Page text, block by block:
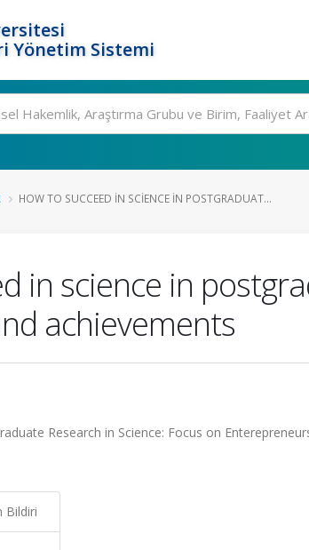
Yönetim Sistemi
HOW TO SUCCEED IN SCIENCE IN POSTGRADUAT...
in science in
achievements
Research in Science: Focus on
Bildiri